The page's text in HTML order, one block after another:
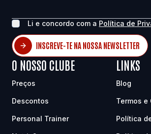
Li e concordo com a Política de
INSCREVE-TE NA NOSSA NEWSLETTER
O NOSSO CLUBE
Preços
Descontos
Personal Trainer
LINKS
Blog
Termos e
Política